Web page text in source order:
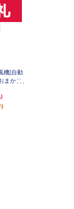
機[自動
まかせ
)